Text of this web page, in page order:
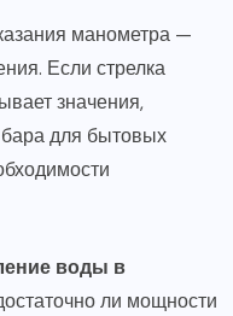
манометра —
Если стрелка
значения,
для бытовых
воды в
ли мощности